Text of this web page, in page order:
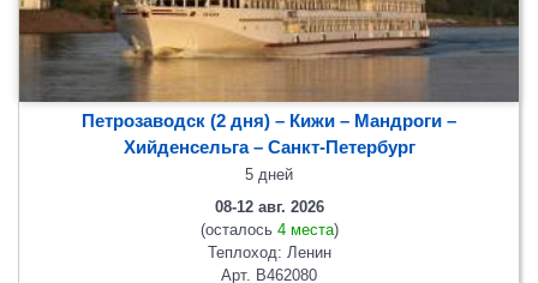
Петрозаводск (2 дня) – Кижи – Мандроги –
Хийденсельга – Санкт-Петербург
5 дней
08-12 авг. 2026
(осталось 4 места)
Теплоход: Ленин
Арт. В462080